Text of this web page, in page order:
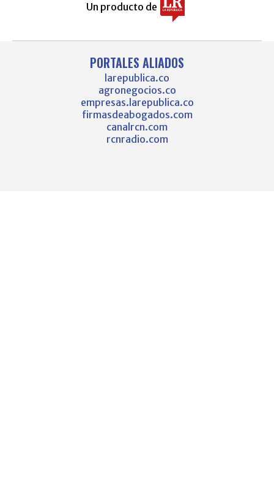
Un producto de
PORTALES ALIADOS
larepublica.co
agronegocios.co
empresas.larepublica.co
firmasdeabogados.com
canalrcn.com
rcnradio.com